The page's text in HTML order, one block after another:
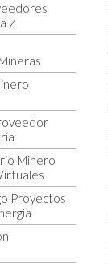
Z
Minero
Proyectos